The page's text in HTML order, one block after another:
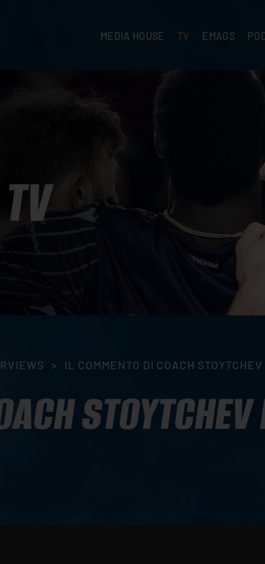
MEDIA HOUSE TV EMAGS
> IL COMMENTO DI COACH